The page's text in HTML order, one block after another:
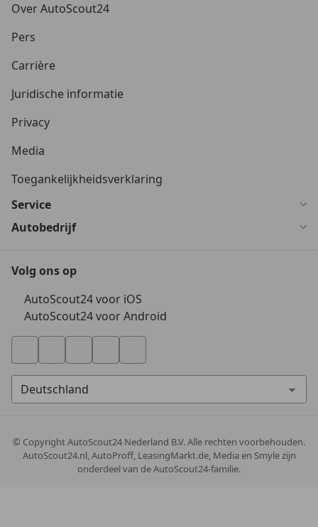
Over AutoScout24
Pers
Carrière
Juridische informatie
Privacy
Media
Toegankelijkheidsverklaring
Service
Autobedrijf
Volg ons op
AutoScout24 voor iOS
AutoScout24 voor Android
© CopyrightAutoScout24 Nederland B.V. Alle rechten voorbehouden.
AutoScout24.nl, AutoProff, LeasingMarkt.de, Media en Smyle zijn
onderdeel van de AutoScout24-familie.